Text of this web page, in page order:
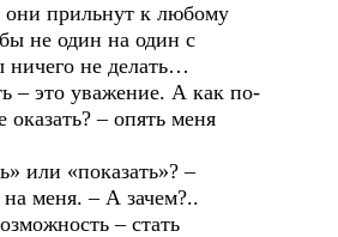
прильнут к любому
не один на один с
не делать…
уважение. А как по-
– опять меня
«показать»? –
меня. – А зачем?..
– стать